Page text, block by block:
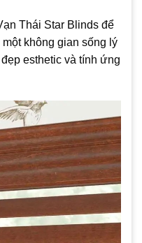
Thái Star Blinds để
không gian sống lý
esthetic và tính ứng